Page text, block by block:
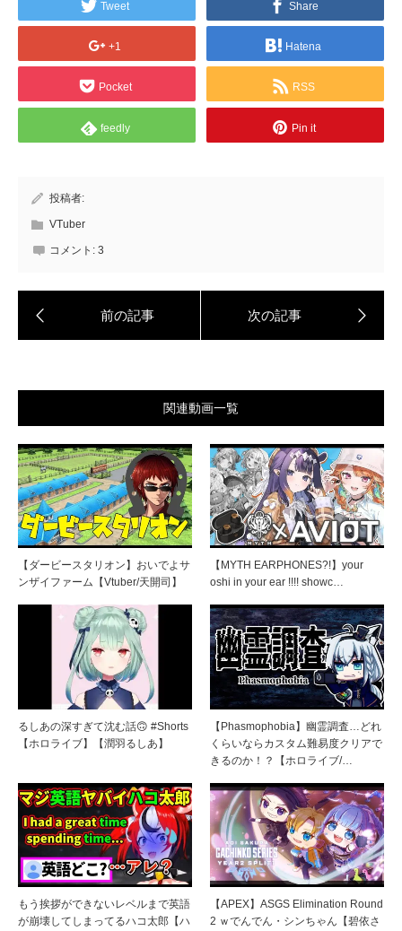
Tweet Share
+1 Hatena
Pocket RSS
feedly Pin it
投稿者:
VTuber
コメント: 3
関連動画一覧
【ダービースタリオン】おいでよサ
ンザイファーム【Vtuber/天開司】
【MYTH EARPHONES?!】your
oshi in your ear !!!! showc…
るしあの深すぎて沈む話🙃 #Shorts
【ホロライブ】【潤羽るしあ】
【Phasmophobia】幽霊調査…どれ
くらいならカスタム難易度クリアで
きるのか！？【ホロライブ/…
もう挨拶ができないレベルまで英語
が崩壊してしまってるハコ太郎【ハ
【APEX】ASGS Elimination Round
2 ｗでんでん・シンちゃん【碧依さ